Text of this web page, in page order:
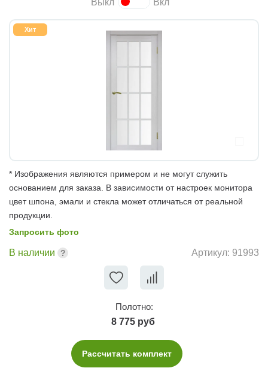
Хит
* Изображения являются примером и не могут служить
основанием для заказа. В зависимости от настроек монитора
цвет шпона, эмали и стекла может отличаться от реальной
продукции.
Запросить фото
В наличии Артикул: 91993
Полотно:
8 775 руб
Рассчитать комплект